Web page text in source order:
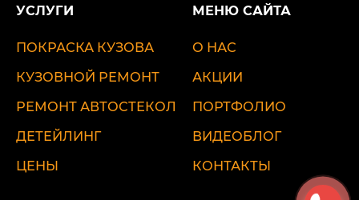
УСЛУГИ
ПОКРАСКА КУЗОВА
КУЗОВНОЙ РЕМОНТ
РЕМОНТ АВТОСТЕКОЛ
ДЕТЕЙЛИНГ
ЦЕНЫ
МЕНЮ САЙТА
О НАС
АКЦИИ
ПОРТФОЛИО
ВИДЕОБЛОГ
КОНТАКТЫ